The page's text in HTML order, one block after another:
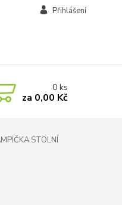
Přihlášení
0ks
za 0,00 Kč
STOLNÍ